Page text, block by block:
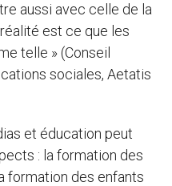
aussi avec celle de la
est ce que les
telle » (Conseil
sociales, Aetatis
et éducation peut
: la formation des
formation des enfants